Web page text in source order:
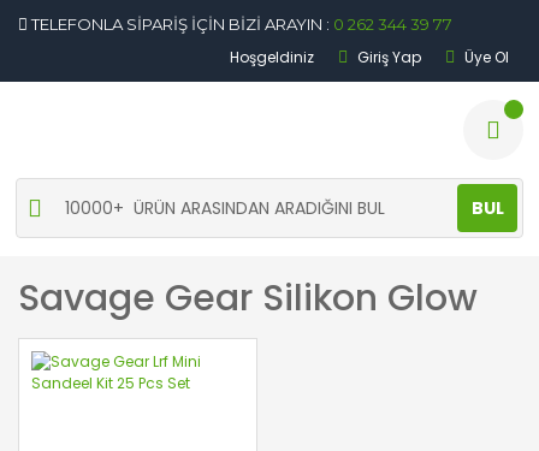
TELEFONLA SİPARİŞ İÇİN BİZİ ARAYIN : 0 262 344 39 77
Hoşgeldiniz Giriş Yap Üye Ol
BUL
Savage Gear Silikon Glow